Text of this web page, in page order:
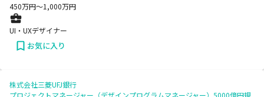
450万円〜1,000万円
UI・UXデザイナー
お気に入り
株式会社三菱UFJ銀行